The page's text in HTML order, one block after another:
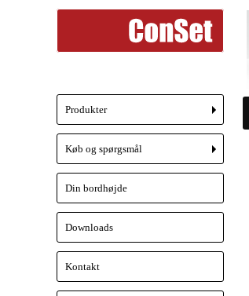
+
Produkter
+
Køb og spørgsmål
Din bordhøjde
Downloads
Kontakt